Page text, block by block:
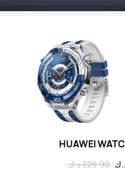
HUAWEI
229.90 د.ك